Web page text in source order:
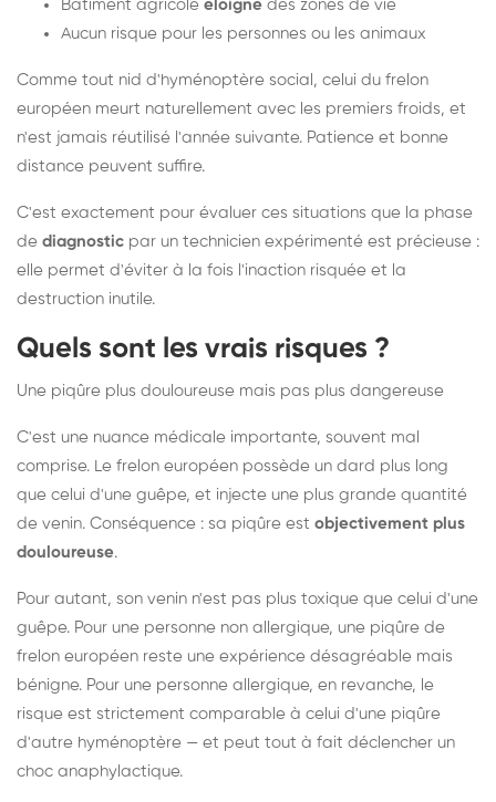
Bâtiment agricole éloigné des zones de vie
Aucun risque pour les personnes ou les animaux
Comme tout nid d'hyménoptère social, celui du frelon
européen meurt naturellement avec les premiers froids, et
n'est jamais réutilisé l'année suivante. Patience et bonne
distance peuvent suffire.
C'est exactement pour évaluer ces situations que la phase
de diagnostic par un technicien expérimenté est précieuse :
elle permet d'éviter à la fois l'inaction risquée et la
destruction inutile.
Quels sont les vrais risques ?
Une piqûre plus douloureuse mais pas plus dangereuse
C'est une nuance médicale importante, souvent mal
comprise. Le frelon européen possède un dard plus long
que celui d'une guêpe, et injecte une plus grande quantité
de venin. Conséquence : sa piqûre est objectivement plus
douloureuse.
Pour autant, son venin n'est pas plus toxique que celui d'une
guêpe. Pour une personne non allergique, une piqûre de
frelon européen reste une expérience désagréable mais
bénigne. Pour une personne allergique, en revanche, le
risque est strictement comparable à celui d'une piqûre
d'autre hyménoptère — et peut tout à fait déclencher un
choc anaphylactique.